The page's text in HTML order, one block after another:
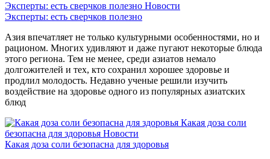
Эксперты: есть сверчков полезно Новости
Эксперты: есть сверчков полезно
Азия впечатляет не только культурными особенностями, но и
рационом. Многих удивляют и даже пугают некоторые блюда
этого региона. Тем не менее, среди азиатов немало
долгожителей и тех, кто сохранил хорошее здоровье и
продлил молодость. Недавно ученые решили изучить
воздействие на здоровье одного из популярных азиатских
блюд
Какая доза соли
безопасна для здоровья Новости
Какая доза соли безопасна для здоровья